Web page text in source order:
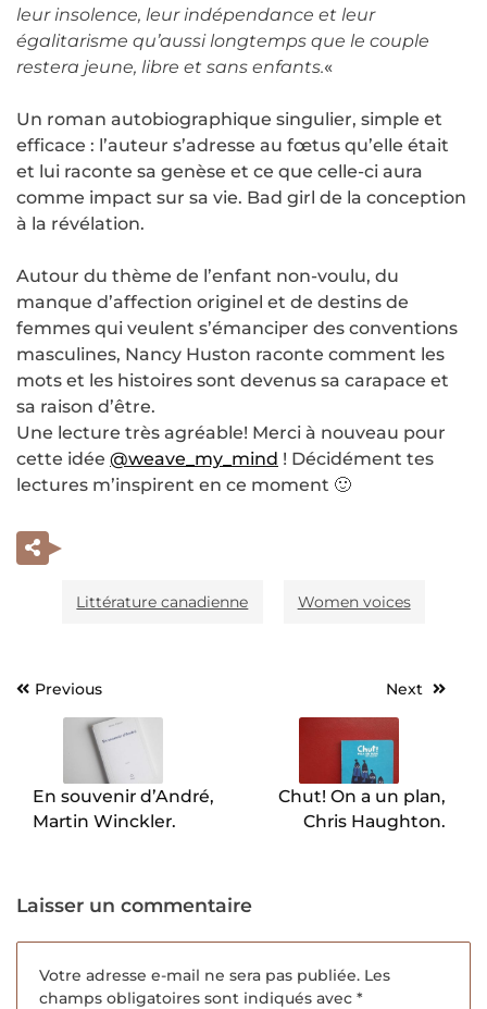
leur insolence, leur indépendance et leur
égalitarisme qu’aussi longtemps que le couple
restera jeune, libre et sans enfants.«
Un roman autobiographique singulier, simple et
efficace : l’auteur s’adresse au fœtus qu’elle était
et lui raconte sa genèse et ce que celle-ci aura
comme impact sur sa vie. Bad girl de la conception
à la révélation.
Autour du thème de l’enfant non-voulu, du
manque d’affection originel et de destins de
femmes qui veulent s’émanciper des conventions
masculines, Nancy Huston raconte comment les
mots et les histoires sont devenus sa carapace et
sa raison d’être.
Une lecture très agréable! Merci à nouveau pour
cette idée @weave_my_mind ! Décidément tes
lectures m’inspirent en ce moment 🙂
Littérature canadienne Women voices
Navigation
l’article
Previous
En souvenir d’André,
Martin Winckler.
Next
Chut! On a un plan,
Chris Haughton.
Laisser un commentaire
Votre adresse e-mail ne sera pas publiée. Les
champs obligatoires sont indiqués avec *